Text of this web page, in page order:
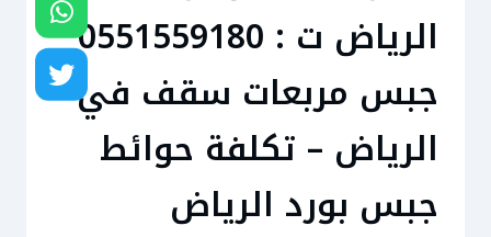
الرياض ت : 0551559180
جبس مربعات سقف في
الرياض – تكلفة حوائط
جبس بورد الرياض